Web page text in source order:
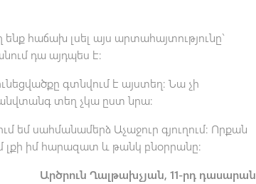
հաճախ լսել այս արտահայտությունը`
դա այդպես է:
գտնվում է այստեղ: Նա չի
անվտանգ տեղ չկա ըստ նրա:
սահմանամերձ Աչաջուր գյուղում: Որքան
լքի իմ հարազատ և թանկ բնօրրանը:
Արծրուն Ղալթախչյան, 11-րդ դասարան